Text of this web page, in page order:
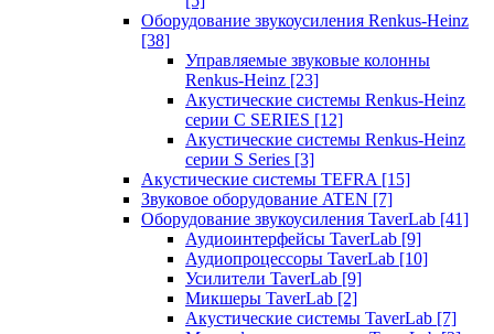
Оборудование звукоусиления Renkus-Heinz
[38]
Управляемые звуковые колонны
Renkus-Heinz [23]
Акустические системы Renkus-Heinz
серии C SERIES [12]
Акустические системы Renkus-Heinz
серии S Series [3]
Акустические системы TEFRA [15]
Звуковое оборудование ATEN [7]
Оборудование звукоусиления TaverLab [41]
Аудиоинтерфейсы TaverLab [9]
Аудиопроцессоры TaverLab [10]
Усилители TaverLab [9]
Микшеры TaverLab [2]
Акустические системы TaverLab [7]